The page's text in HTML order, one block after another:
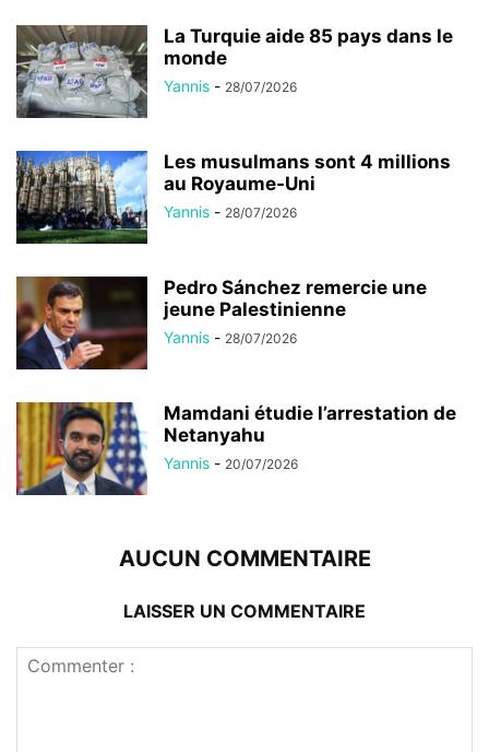
La Turquie aide 85 pays dans le
monde
Yannis - 28/07/2026
Les musulmans sont 4 millions
au Royaume-Uni
Yannis - 28/07/2026
Pedro Sánchez remercie une
jeune Palestinienne
Yannis - 28/07/2026
Mamdani étudie l’arrestation de
Netanyahu
Yannis - 20/07/2026
AUCUN COMMENTAIRE
LAISSER UN COMMENTAIRE